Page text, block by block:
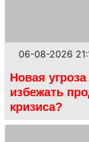
06-08-2026
Новая
избежать
кризиса?